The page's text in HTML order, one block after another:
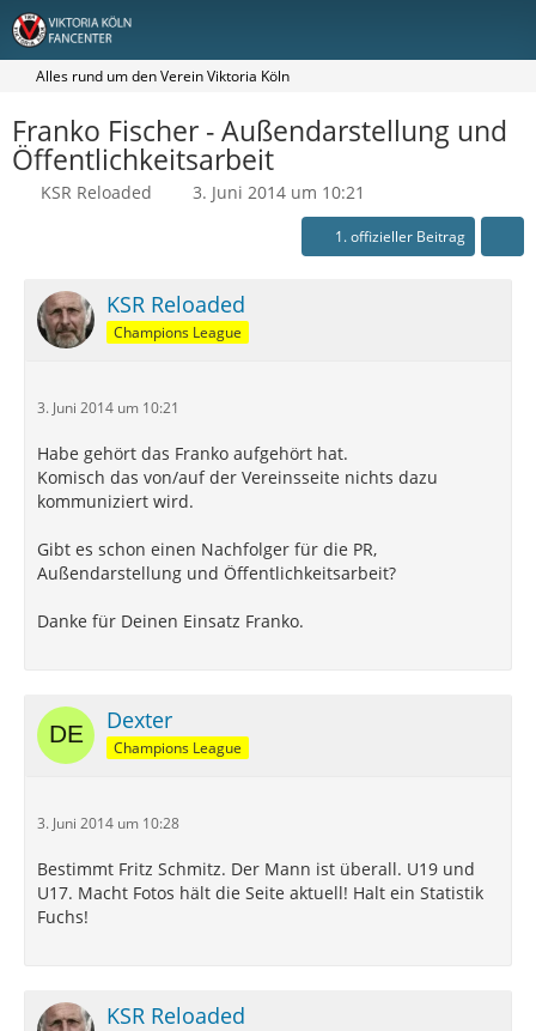
Alles rund um den Verein Viktoria Köln
Franko Fischer - Außendarstellung und
Öffentlichkeitsarbeit
KSR Reloaded 3. Juni 2014 um 10:21
1. offizieller Beitrag
KSR Reloaded
Champions League
3. Juni 2014 um 10:21
Habe gehört das Franko aufgehört hat.
Komisch das von/auf der Vereinsseite nichts dazu
kommuniziert wird.
Gibt es schon einen Nachfolger für die PR,
Außendarstellung und Öffentlichkeitsarbeit?
Danke für Deinen Einsatz Franko.
Dexter
Champions League
3. Juni 2014 um 10:28
Bestimmt Fritz Schmitz. Der Mann ist überall. U19 und
U17. Macht Fotos hält die Seite aktuell! Halt ein Statistik
Fuchs!
KSR Reloaded